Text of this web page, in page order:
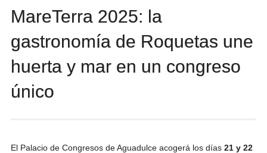
MareTerra 2025: la
gastronomía de Roquetas une
huerta y mar en un congreso
único
El Palacio de Congresos de Aguadulce acogerá los días 21 y 22